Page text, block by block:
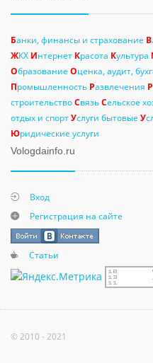
Банки, финансы и страхование В
ЖКХ Интернет Красота Культура
Образование Оценка, аудит,
Промышленность Развлечения Р
строительствоСвязьСельское
отдых и спортУслуги бытовые У
Юридические услуги
Vologdainfo.ru
Вход
Регистрация на сайте
Статьи
© 2010 - 2021